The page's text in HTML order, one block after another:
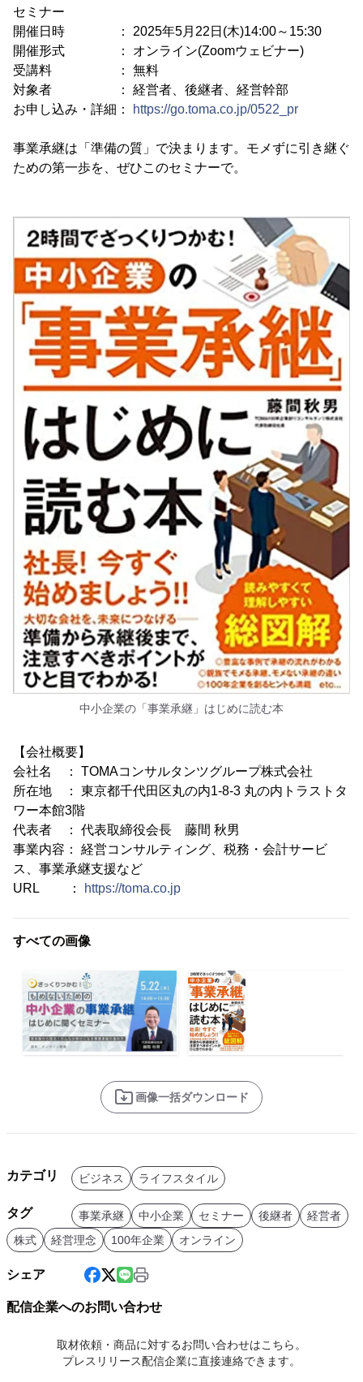
セミナー
開催日時 ： 2025年5月22日(木)14:00～15:30
開催形式 ： オンライン(Zoomウェビナー)
受講料 ： 無料
対象者 ： 経営者、後継者、経営幹部
お申し込み・詳細：
https://go.toma.co.jp/0522_pr
事業承継は「準備の質」で決まります。モメずに引き継ぐ
ための第一歩を、ぜひこのセミナーで。
中小企業の「事業承継」はじめに読む本
【会社概要】
会社名 ： TOMAコンサルタンツグループ株式会社
所在地 ： 東京都千代田区丸の内1-8-3 丸の内トラストタ
ワー本館3階
代表者 ： 代表取締役会長 藤間 秋男
事業内容： 経営コンサルティング、税務・会計サービ
ス、事業承継支援など
URL ：
https://toma.co.jp
すべての画像
画像一括ダウンロード
カテゴリ ビジネス ライフスタイル
タグ 事業承継 中小企業 セミナー 後継者
経営者
株式
経営理念 100年企業 オンライン
シェア
配信企業へのお問い合わせ
取材依頼・商品に対するお問い合わせはこちら。
プレスリリース配信企業に直接連絡できます。